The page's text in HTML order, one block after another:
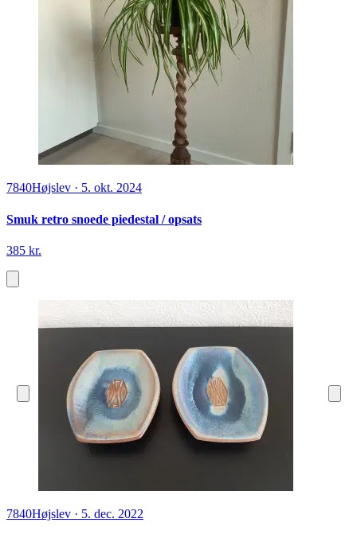
7840Højslev · 5. okt. 2024
Smuk retro snoede piedestal / opsats
385 kr.
7840Højslev · 5. dec. 2022